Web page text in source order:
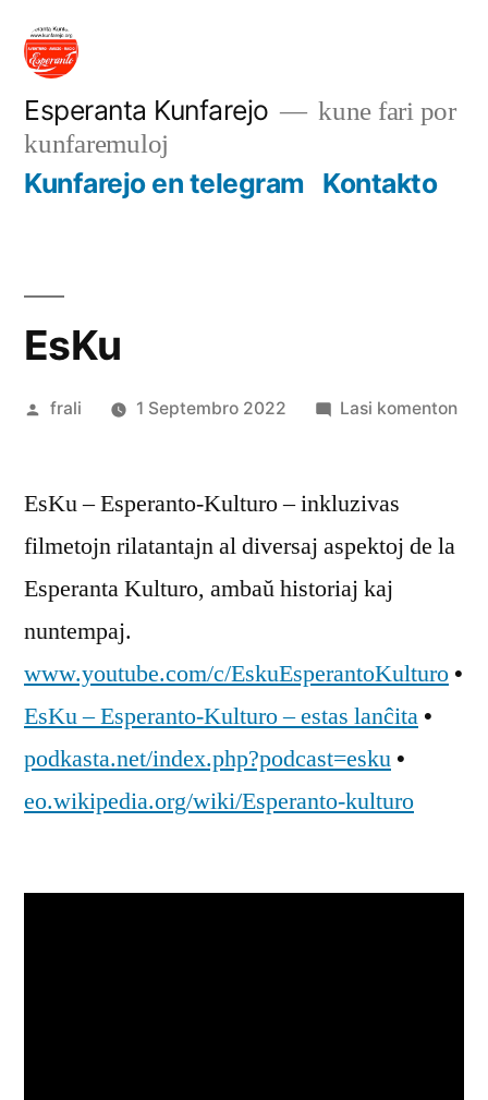
rekte
enhavo
Esperanta Kunfarejo
kune fari por
kunfaremuloj
Kunfarejo en telegram Kontakto
EsKu
Afiŝita
frali 1 Septembro 2022 Lasi komentonpri
EsKu – Esperanto-Kulturo – inkluzivas
filmetojn rilatantajn al diversaj aspektoj de la
Esperanta Kulturo, ambaŭ historiaj kaj
nuntempaj.
www.youtube.com/c/EskuEsperantoKulturo •
EsKu – Esperanto-Kulturo – estas lanĉita •
podkasta.net/index.php?podcast=esku •
eo.wikipedia.org/wiki/Esperanto-kulturo